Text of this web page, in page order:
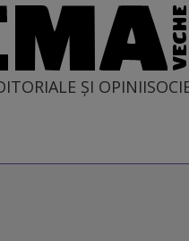
ȘI OPINII